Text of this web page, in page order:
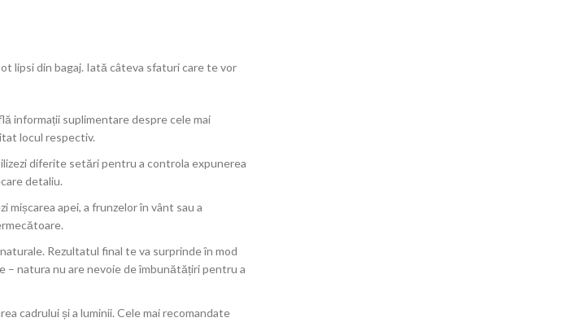
lipsi din bagaj. Iată câteva sfaturi care te vor
informații suplimentare despre cele mai
locul respectiv.
diferite setări pentru a controla expunerea
detaliu.
apei, a frunzelor în vânt sau a
Rezultatul final te va surprinde în mod
– natura nu are nevoie de îmbunătățiri pentru a
cadrului și a luminii. Cele mai recomandate